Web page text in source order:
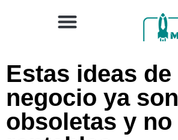
Estas ideas de
negocio ya son
obsoletas y no